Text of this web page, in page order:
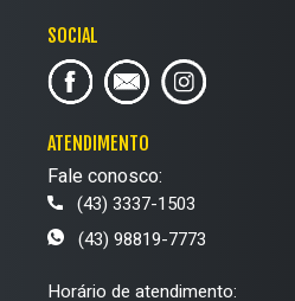
SOCIAL
ATENDIMENTO
Fale conosco:
(43) 3337-1503
(43) 98819-7773
Horário de atendimento: